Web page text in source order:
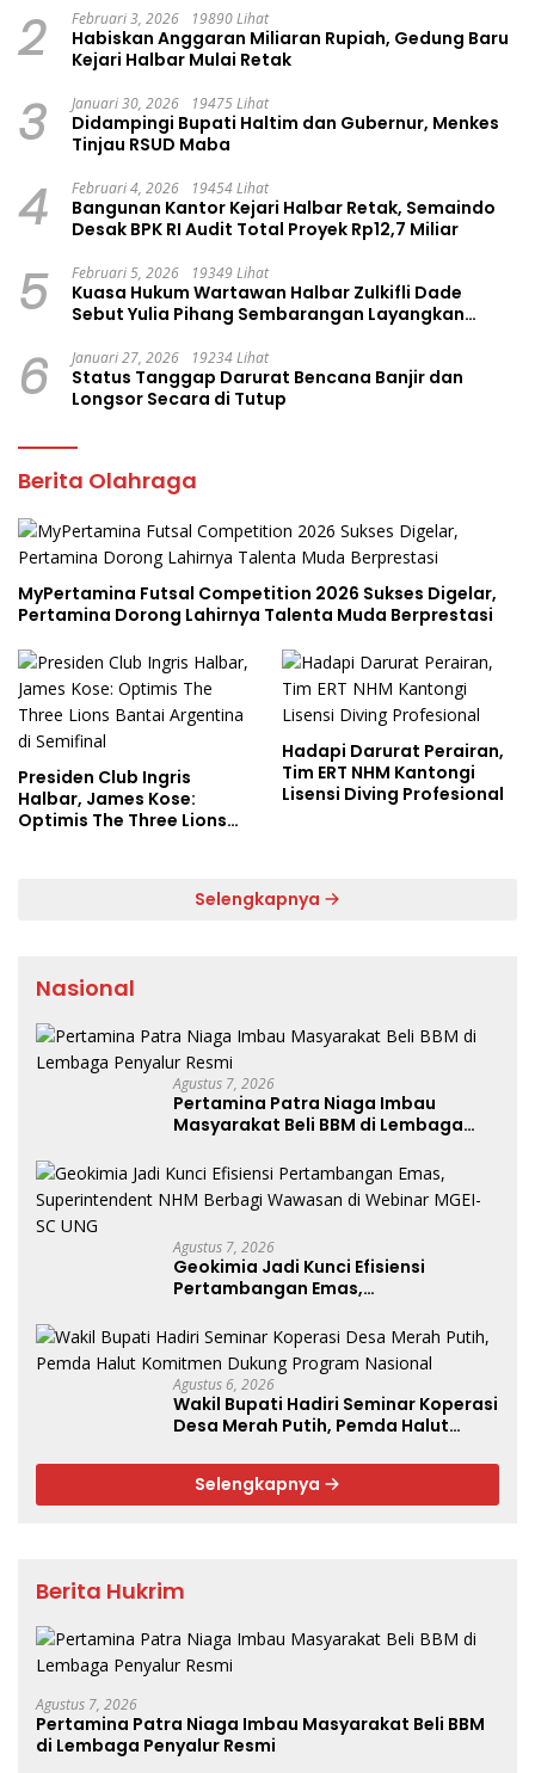
2 Februari 3, 2026 19890 Lihat
Habiskan Anggaran Miliaran Rupiah, Gedung Baru
Kejari Halbar Mulai Retak
3 Januari 30, 2026 19475 Lihat
Didampingi Bupati Haltim dan Gubernur, Menkes
Tinjau RSUD Maba
4 Februari 4, 2026 19454 Lihat
Bangunan Kantor Kejari Halbar Retak, Semaindo
Desak BPK RI Audit Total Proyek Rp12,7 Miliar
5 Februari 5, 2026 19349 Lihat
Kuasa Hukum Wartawan Halbar Zulkifli Dade
Sebut Yulia Pihang Sembarangan Layangkan
6 Januari 27, 2026 19234 Lihat
Status Tanggap Darurat Bencana Banjir dan
Longsor Secara di Tutup
Berita Olahraga
MyPertamina Futsal Competition 2026 Sukses Digelar,
Pertamina Dorong Lahirnya Talenta Muda Berprestasi
Presiden Club Ingris
Halbar, James Kose:
Optimis The Three Lions
Hadapi Darurat Perairan,
Tim ERT NHM Kantongi
Lisensi Diving Profesional
Selengkapnya
Nasional
Agustus 7, 2026
Pertamina Patra Niaga Imbau
Masyarakat Beli BBM di Lembaga
Agustus 7, 2026
Geokimia Jadi Kunci Efisiensi
Pertambangan Emas,
Wawasan di Webinar MGEI-SC UNG
Agustus 6, 2026
Wakil Bupati Hadiri Seminar Koperasi
Desa Merah Putih, Pemda Halut
Nasional
Selengkapnya
Berita Hukrim
Agustus 7, 2026
Pertamina Patra Niaga Imbau Masyarakat Beli BBM
di Lembaga Penyalur Resmi